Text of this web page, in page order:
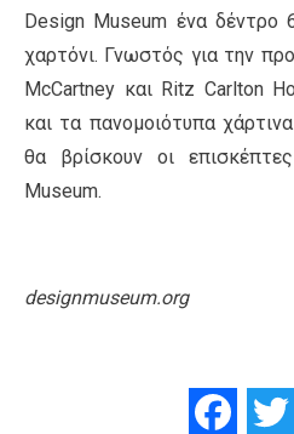
Design Museum ένα δέντρο
χαρτόνι. Γνωστός για την
McCartney και Ritz Carlton
και τα πανομοιότυπα
θα βρίσκουν οι
Museum.
designmuseum.org